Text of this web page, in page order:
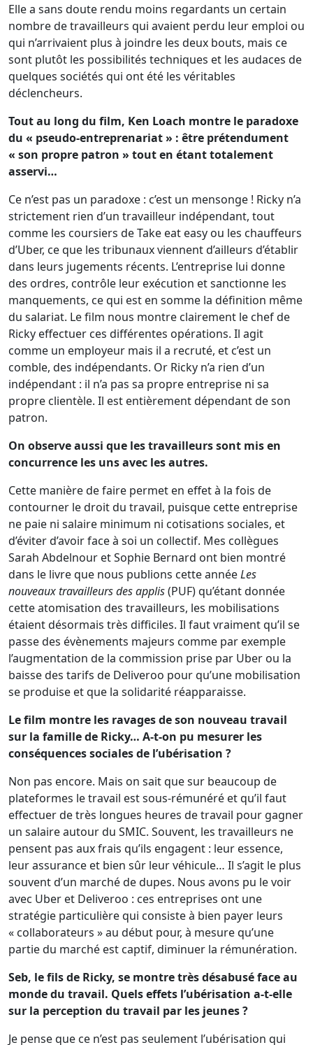
Elle a sans doute rendu moins regardants un certain
nombre de travailleurs qui avaient perdu leur emploi ou
qui n’arrivaient plus à joindre les deux bouts, mais ce
sont plutôt les possibilités techniques et les audaces de
quelques sociétés qui ont été les véritables
déclencheurs.
Tout au long du film, Ken Loach montre le paradoxe
du « pseudo-entreprenariat » : être prétendument
« son propre patron » tout en étant totalement
asservi…
Ce n’est pas un paradoxe : c’est un mensonge ! Ricky n’a
strictement rien d’un travailleur indépendant, tout
comme les coursiers de Take eat easy ou les chauffeurs
d’Uber, ce que les tribunaux viennent d’ailleurs d’établir
dans leurs jugements récents. L’entreprise lui donne
des ordres, contrôle leur exécution et sanctionne les
manquements, ce qui est en somme la définition même
du salariat. Le film nous montre clairement le chef de
Ricky effectuer ces différentes opérations. Il agit
comme un employeur mais il a recruté, et c’est un
comble, des indépendants. Or Ricky n’a rien d’un
indépendant : il n’a pas sa propre entreprise ni sa
propre clientèle. Il est entièrement dépendant de son
patron.
On observe aussi que les travailleurs sont mis en
concurrence les uns avec les autres.
Cette manière de faire permet en effet à la fois de
contourner le droit du travail, puisque cette entreprise
ne paie ni salaire minimum ni cotisations sociales, et
d’éviter d’avoir face à soi un collectif. Mes collègues
Sarah Abdelnour et Sophie Bernard ont bien montré
dans le livre que nous publions cette annéeLes
nouveaux travailleurs des applis(PUF) qu’étant donnée
cette atomisation des travailleurs, les mobilisations
étaient désormais très difficiles. Il faut vraiment qu’il se
passe des évènements majeurs comme par exemple
l’augmentation de la commission prise par Uber ou la
baisse des tarifs de Deliveroo pour qu’une mobilisation
se produise et que la solidarité réapparaisse.
Le film montre les ravages de son nouveau travail
sur la famille de Ricky… A-t-on pu mesurer les
conséquences sociales de l’ubérisation ?
Non pas encore. Mais on sait que sur beaucoup de
plateformes le travail est sous-rémunéré et qu’il faut
effectuer de très longues heures de travail pour gagner
un salaire autour du SMIC. Souvent, les travailleurs ne
pensent pas aux frais qu’ils engagent : leur essence,
leur assurance et bien sûr leur véhicule… Il s’agit le plus
souvent d’un marché de dupes. Nous avons pu le voir
avec Uber et Deliveroo : ces entreprises ont une
stratégie particulière qui consiste à bien payer leurs
« collaborateurs » au début pour, à mesure qu’une
partie du marché est captif, diminuer la rémunération.
Seb, le fils de Ricky, se montre très désabusé face au
monde du travail. Quels effets l’ubérisation a-t-elle
sur la perception du travail par les jeunes ?
Je pense que ce n’est pas seulement l’ubérisation qui